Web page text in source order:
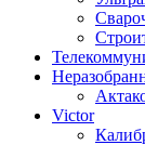
Victor